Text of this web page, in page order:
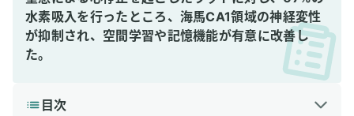
水素吸入を行ったところ、海馬CA1領域の神経変性
が抑制され、空間学習や記憶機能が有意に改善し
た。
目次